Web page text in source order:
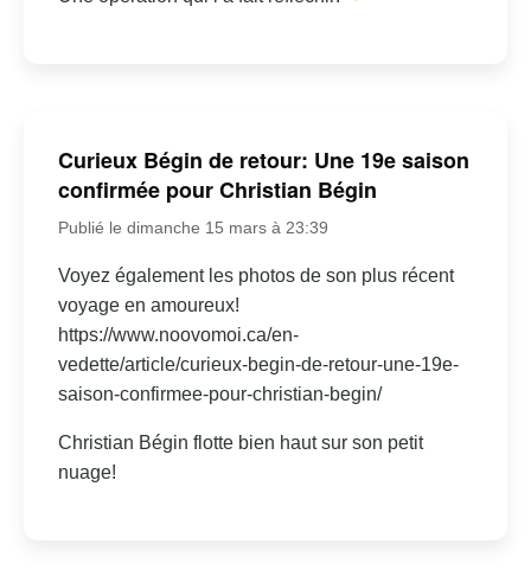
Curieux Bégin de retour: Une 19e saison
confirmée pour Christian Bégin
Publié le dimanche 15 mars à 23:39
Voyez également les photos de son plus récent
voyage en amoureux!
https://www.noovomoi.ca/en-
vedette/article/curieux-begin-de-retour-une-19e-
saison-confirmee-pour-christian-begin/
Christian Bégin flotte bien haut sur son petit
nuage!